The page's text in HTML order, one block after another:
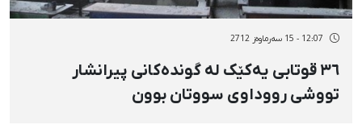
12:07 - 15 سەرماوەز 2712
٣٦ قوتابی یەکێک لە گوندەکانی پیرانشار
تووشی رووداوی سووتان بوون